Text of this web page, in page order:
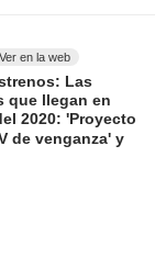
en la web
Las
que llegan en
2020: 'Proyecto
de venganza' y